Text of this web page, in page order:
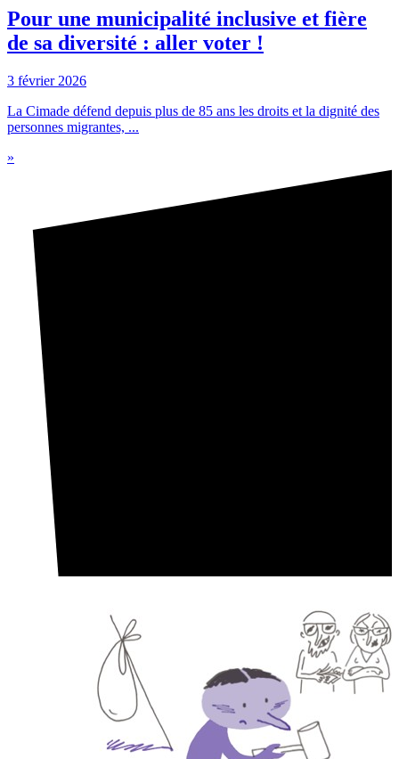
Pour une municipalité inclusive et fière
de sa diversité : aller voter !
3 février 2026
La Cimade défend depuis plus de 85 ans les droits et la dignité des
personnes migrantes, ...
»